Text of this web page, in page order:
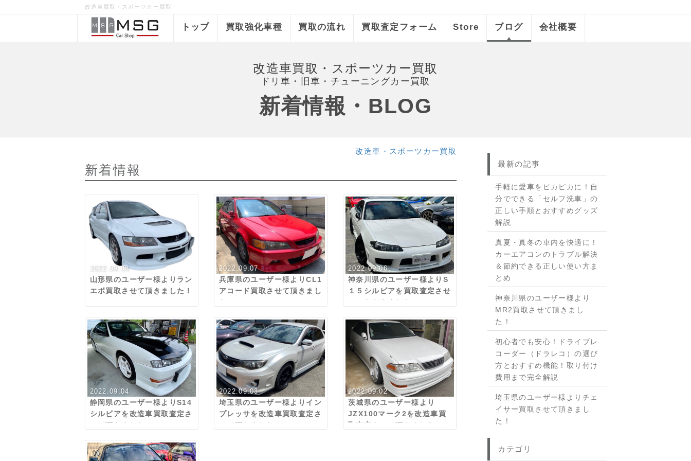
改造車買取・スポーツカー買取
トップ 買取強化車種 買取の流れ 買取査定フォーム Store ブログ 会社概要
改造車買取・スポーツカー買取
ドリ車・旧車・チューニングカー買取
新着情報・BLOG
改造車・スポーツカー買取
新着情報
2022.09.08
山形県のユーザー様よりラン
エボ買取させて頂きました！
2022.09.07
兵庫県のユーザー様よりCL1
アコード買取させて頂きまし
た！
2022.09.06
神奈川県のユーザー様よりS
１５シルビアを買取査定させ
ていただきました！！
2022.09.04
静岡県のユーザー様よりS14
シルビアを改造車買取査定さ
せて頂きました！！
2022.09.03
埼玉県のユーザー様よりイン
プレッサを改造車買取査定さ
せて頂きました！！
2022.09.02
茨城県のユーザー様より
JZX100マーク2を改造車買
取査定させて頂きました！！
最新の記事
手軽に愛車をピカピカに！自
分でできる「セルフ洗車」の
正しい手順とおすすめグッズ
解説
真夏・真冬の車内を快適に！
カーエアコンのトラブル解決
＆節約できる正しい使い方ま
とめ
神奈川県のユーザー様より
MR2買取させて頂きまし
た！
初心者でも安心！ドライブレ
コーダー（ドラレコ）の選び
方とおすすめ機能！取り付け
費用まで完全解説
埼玉県のユーザー様よりチェ
イサー買取させて頂きまし
た！
カテゴリ